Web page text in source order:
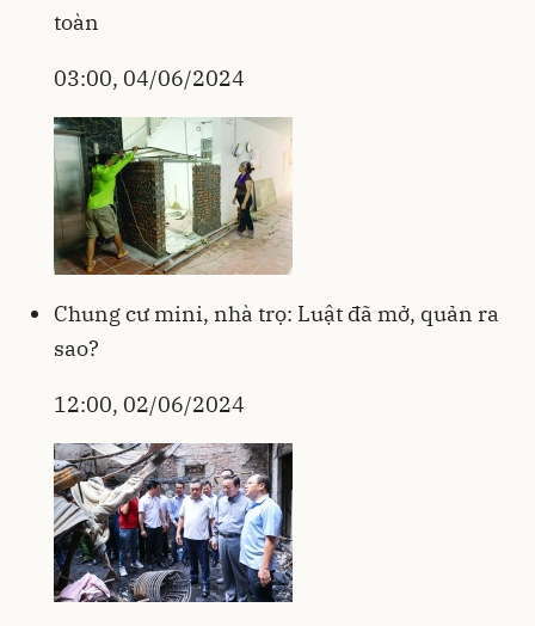
toàn
03:00, 04/06/2024
Chung cư mini, nhà trọ: Luật đã mở, quản ra
sao?
12:00, 02/06/2024